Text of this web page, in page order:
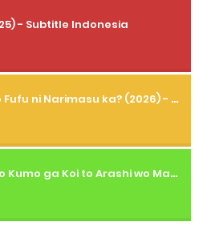
- Subtitle Indonesia
Mou Ichido Fufu ni Narimasu ka? (2026) - 01 Subtitle Indonesia
Natsuiro no Kumo ga Koi to Arashi wo Makiokosu (2026) - 01 Subtitle Indonesia